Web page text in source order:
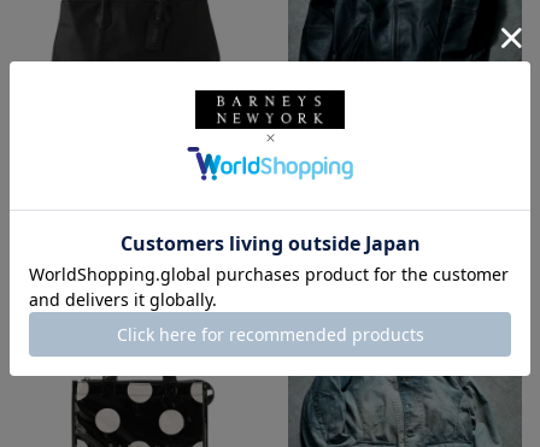
レザートートバッグ（M）
NEW
ELLM ホースレザーブルゾン
¥165,000